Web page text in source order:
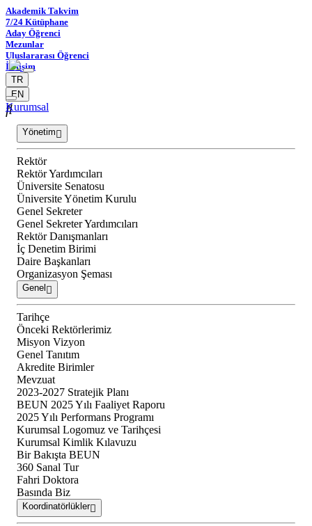
Akademik Takvim
7/24 Kütüphane
Aday Öğrenci
Mezunlar
Uluslararası Öğrenci
İletişim
TR
EN
Kurumsal
Yönetim
Rektör
Rektör Yardımcıları
Üniversite Senatosu
Üniversite Yönetim Kurulu
Genel Sekreter
Genel Sekreter Yardımcıları
Rektör Danışmanları
İç Denetim Birimi
Daire Başkanları
Organizasyon Şeması
Genel
Tarihçe
Önceki Rektörlerimiz
Misyon Vizyon
Genel Tanıtım
Akredite Birimler
Mevzuat
2023-2027 Stratejik Planı
BEUN 2025 Yılı Faaliyet Raporu
2025 Yılı Performans Programı
Kurumsal Logomuz ve Tarihçesi
Kurumsal Kimlik Kılavuzu
Bir Bakışta BEUN
360 Sanal Tur
Fahri Doktora
Basında Biz
Koordinatörlükler